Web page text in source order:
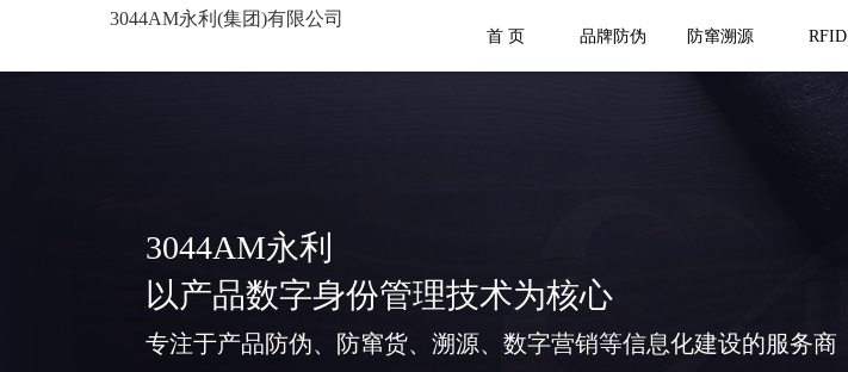
3044AM永利(集团)有限公司
首 页
品牌防伪 防窜溯源 RFID
3044AM永利
以产品数字身份管理技术为核心
专注于产品防伪、防窜货、溯源、数字营销等信息化建设的服务商